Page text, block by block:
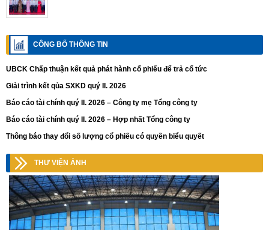
CÔNG BỐ THÔNG TIN
UBCK Chấp thuận kết quả phát hành cổ phiếu để trả cổ tức
Giải trình kết qủa SXKD quý II. 2026
Báo cáo tài chính quý II. 2026 – Công ty mẹ Tổng công ty
Báo cáo tài chính quý II. 2026 – Hợp nhất Tổng công ty
Thông báo thay đổi số lượng cổ phiếu có quyền biểu quyết
THƯ VIỆN ẢNH